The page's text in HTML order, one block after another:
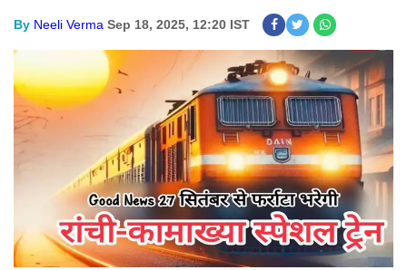
By Neeli Verma Sep 18, 2025, 12:20 IST